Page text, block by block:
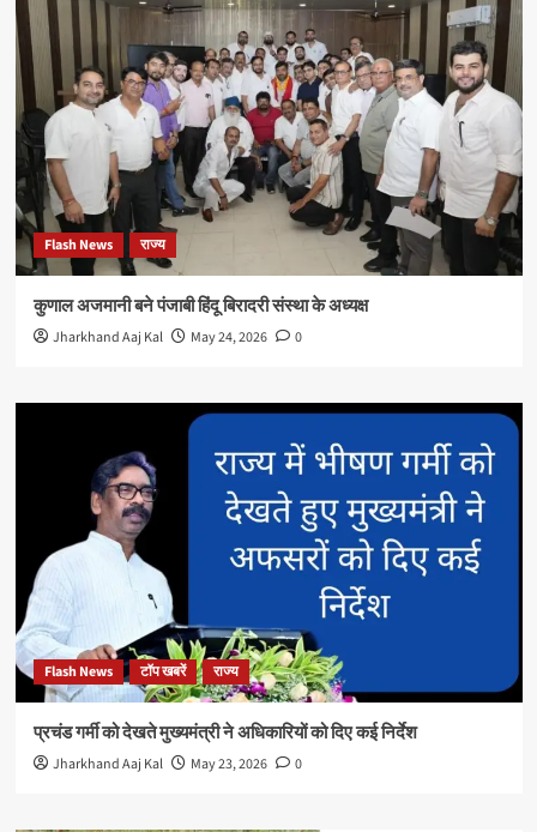
Flash News राज्य
कुणाल अजमानी बने पंजाबी हिंदू बिरादरी संस्था के अध्यक्ष
Jharkhand Aaj Kal May 24, 2026 0
Flash News टॉप खबरें राज्य
प्रचंड गर्मी को देखते मुख्यमंत्री ने अधिकारियों को दिए कई निर्देश
Jharkhand Aaj Kal May 23, 2026 0